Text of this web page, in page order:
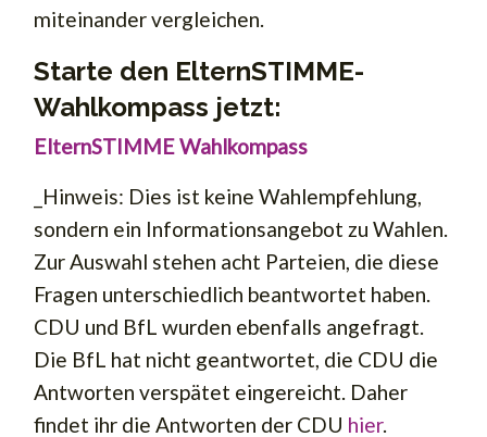
miteinander vergleichen.
Starte den ElternSTIMME-
Wahlkompass jetzt:
ElternSTIMME Wahlkompass
_Hinweis: Dies ist keine Wahlempfehlung,
sondern ein Informationsangebot zu Wahlen.
Zur Auswahl stehen acht Parteien, die diese
Fragen unterschiedlich beantwortet haben.
CDU und BfL wurden ebenfalls angefragt.
Die BfL hat nicht geantwortet, die CDU die
Antworten verspätet eingereicht. Daher
findet ihr die Antworten der CDU hier.